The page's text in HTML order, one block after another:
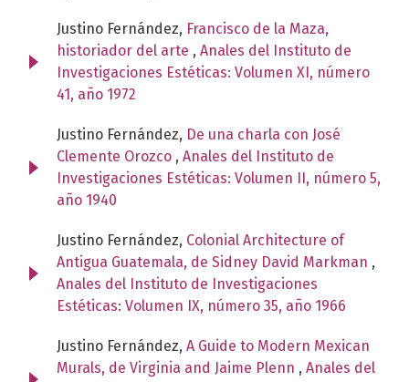
Justino Fernández, Francisco de la Maza,
historiador del arte , Anales del Instituto de
Investigaciones Estéticas: Volumen XI, número
41, año 1972
Justino Fernández, De una charla con José
Clemente Orozco , Anales del Instituto de
Investigaciones Estéticas: Volumen II, número 5,
año 1940
Justino Fernández, Colonial Architecture of
Antigua Guatemala, de Sidney David Markman ,
Anales del Instituto de Investigaciones
Estéticas: Volumen IX, número 35, año 1966
Justino Fernández, A Guide to Modern Mexican
Murals, de Virginia and Jaime Plenn , Anales del